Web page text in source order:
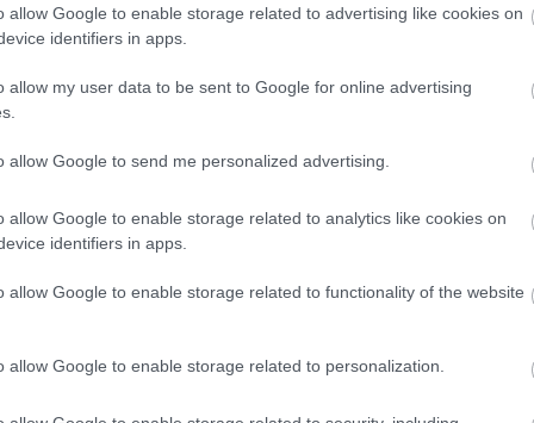
allow Google to enable storage related to advertising like cookies on
identifiers in apps.
allow my user data to be sent to Google for online advertising
allow Google to send me personalized advertising.
allow Google to enable storage related to analytics like cookies on
identifiers in apps.
allow Google to enable storage related to functionality of the website
allow Google to enable storage related to personalization.
Lancet εντοπίζουν και καταστρέφουν
ουκρανικά USV – Δείτε βίντεο
03.07.2026 | 22:22